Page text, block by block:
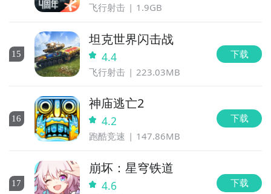
飞行射击 1.9GB
15
坦克世界闪击战
4.4
飞行射击 223.03MB
下载
16
神庙逃亡2
4.2
跑酷竞速 147.86MB
下载
17
崩坏：星穹铁道
4.6 下载